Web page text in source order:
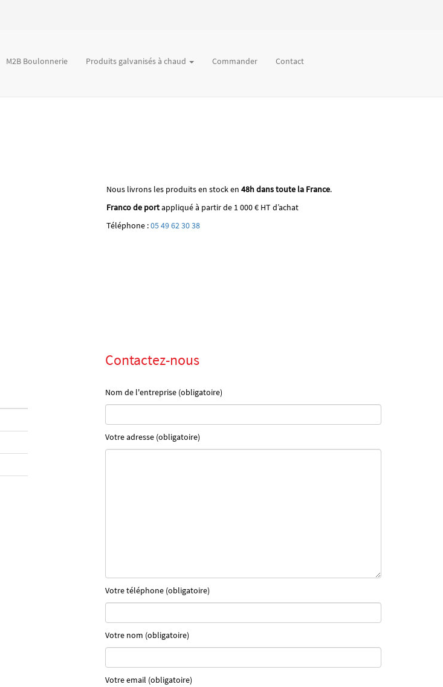
M2B Boulonnerie Produits galvanisés à chaud Commander Contact
Nous livrons les produits en stock en 48h dans toute la France.
Franco de portappliqué à partir de 1 000 € HT d’achat
Téléphone :05 49 62 30 38
Contactez-nous
Nom de l'entreprise (obligatoire)
Votre adresse (obligatoire)
Votre téléphone (obligatoire)
Votre nom (obligatoire)
Votre email (obligatoire)